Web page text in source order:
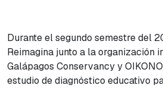
Durante el segundo semestre del
Reimagina junto a la organización
Galápagos Conservancy y
estudio de diagnóstico educativo